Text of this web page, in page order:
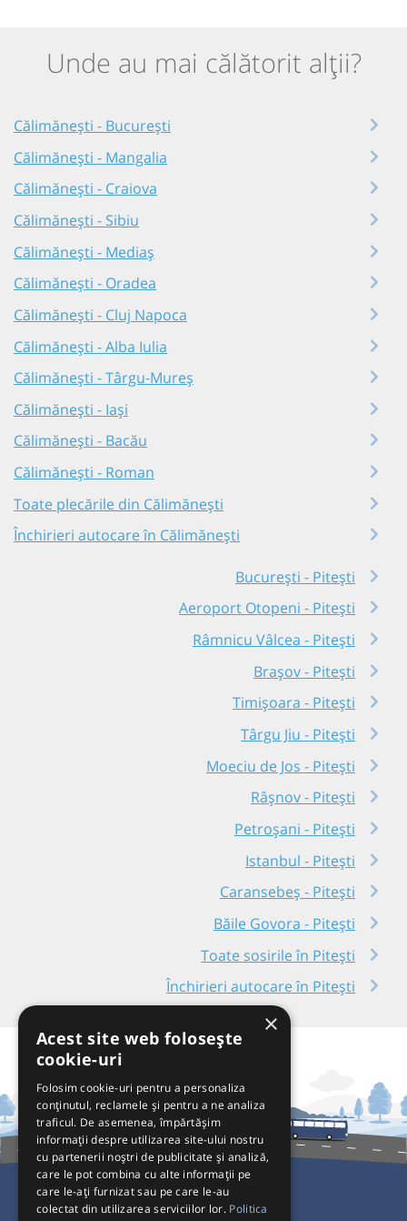
Unde au mai călătorit alții?
Călimănești - București
Călimănești - Mangalia
Călimănești - Craiova
Călimănești - Sibiu
Călimănești - Mediaș
Călimănești - Oradea
Călimănești - Cluj Napoca
Călimănești - Alba Iulia
Călimănești - Târgu-Mureș
Călimănești - Iași
Călimănești - Bacău
Călimănești - Roman
Toate plecările din Călimănești
Închirieri autocare în Călimănești
București - Pitești
Aeroport Otopeni - Pitești
Râmnicu Vâlcea - Pitești
Brașov - Pitești
Timișoara - Pitești
Târgu Jiu - Pitești
Moeciu de Jos - Pitești
Râşnov - Pitești
Petroșani - Pitești
Istanbul - Pitești
Caransebeș - Pitești
Băile Govora - Pitești
Toate sosirile în Pitești
Închirieri autocare în Pitești
×
Acest site web folosește
cookie-uri
Folosim cookie-uri pentru a personaliza
conținutul, reclamele și pentru a ne analiza
traficul. De asemenea, împărtășim
informații despre utilizarea site-ului nostru
cu partenerii noștri de publicitate și analiză,
care le pot combina cu alte informații pe
care le-ați furnizat sau pe care le-au
colectat din utilizarea serviciilor lor. Politica